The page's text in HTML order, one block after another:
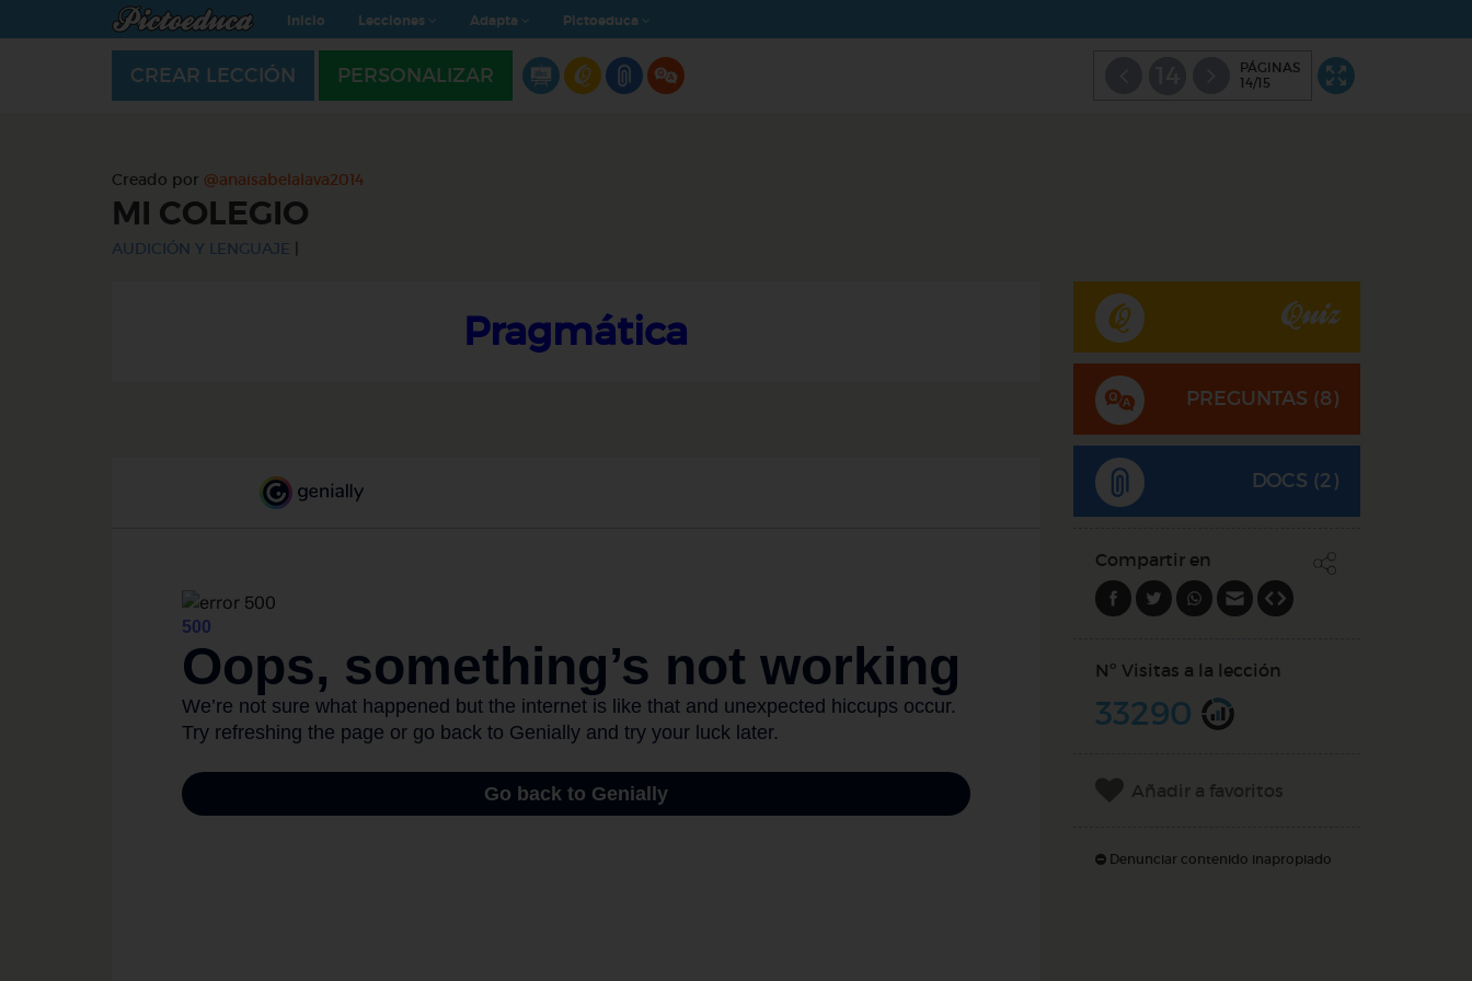
Inicio Lecciones Adapta Pictoeduca
CREAR LECCIÓN PERSONALIZAR
PÁGINAS
14/15
Creado por @anaisabelalava2014
MI COLEGIO
AUDICIÓN Y LENGUAJE
Pragmática Quiz
PREGUNTAS (8)
DOCS (2)
Compartir en
Nº Visitas a la lección
33290
Añadir a favoritos
Denunciar contenido inapropiado